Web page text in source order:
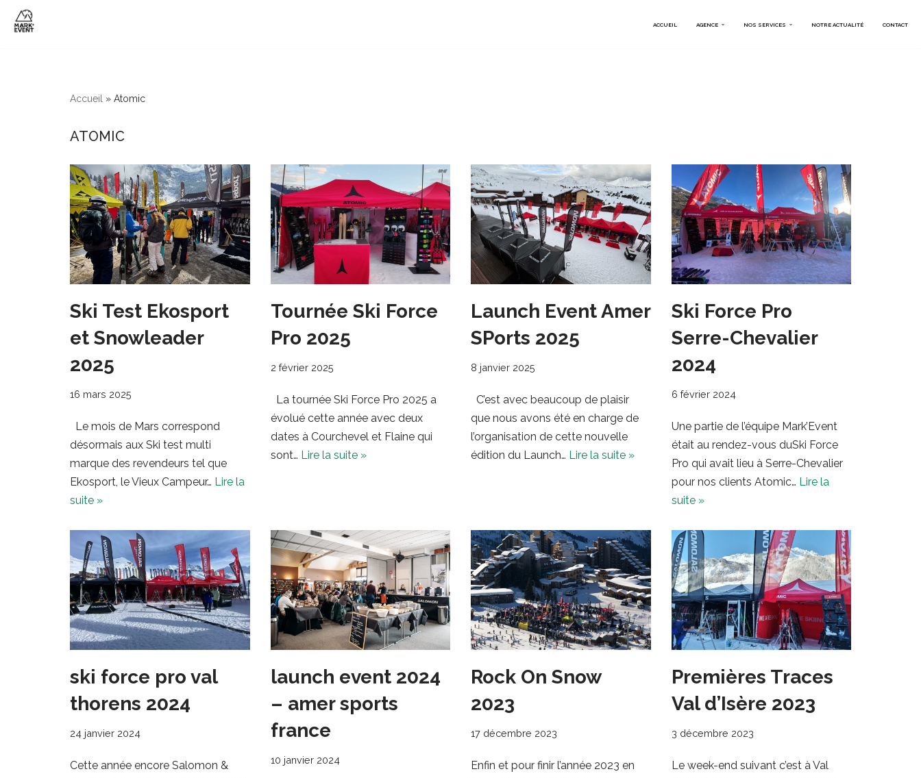
ACCUEIL AGENCE NOS SERVICES NOTRE ACTUALITÉ CONTACT
Accueil » Atomic
ATOMIC
Ski Test Ekosport
et Snowleader
2025
16 mars 2025
Le mois de Mars correspond
désormais aux Ski test multi
marque des revendeurs tel que
Ekosport, le Vieux Campeur… Lire la
suite »
Tournée Ski Force
Pro 2025
2 février 2025
La tournée Ski Force Pro 2025 a
évolué cette année avec deux
dates à Courchevel et Flaine qui
sont… Lire la suite »
Launch Event Amer
SPorts 2025
8 janvier 2025
C’est avec beaucoup de plaisir
que nous avons été en charge de
l’organisation de cette nouvelle
édition du Launch… Lire la suite »
Ski Force Pro
Serre-Chevalier
2024
6 février 2024
Une partie de l’équipe Mark’Event
était au rendez-vous duSki Force
Pro qui avait lieu à Serre-Chevalier
pour nos clients Atomic… Lire la
suite »
ski force pro val
thorens 2024
24 janvier 2024
Cette année encore Salomon &
launch event 2024
– amer sports
france
10 janvier 2024
Rock On Snow
2023
17 décembre 2023
Enfin et pour finir l’année 2023 en
Premières Traces
Val d’Isère 2023
3 décembre 2023
Le week-end suivant c’est à Val